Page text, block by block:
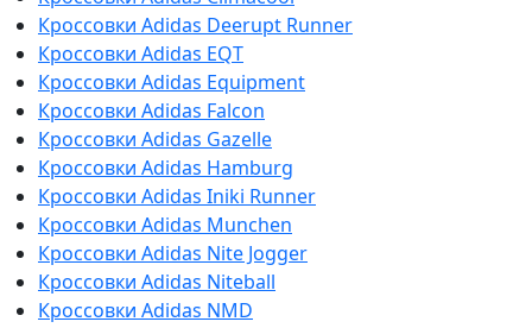
Кроссовки Adidas Deerupt Runner
Кроссовки Adidas EQT
Кроссовки Adidas Equipment
Кроссовки Adidas Falcon
Кроссовки Adidas Gazelle
Кроссовки Adidas Hamburg
Кроссовки Adidas Iniki Runner
Кроссовки Adidas Munchen
Кроссовки Adidas Nite Jogger
Кроссовки Adidas Niteball
Кроссовки Adidas NMD